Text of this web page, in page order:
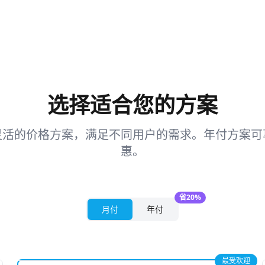
选择适合您的方案
的价格方案，满足不同用户的需求。年付方案
惠。
月付 年付
省20%
最受欢迎